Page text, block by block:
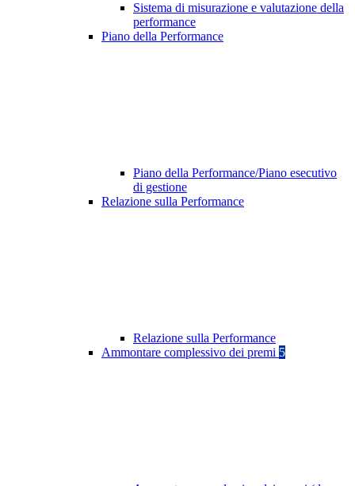
Sistema di misurazione e valutazione della
performance
Piano della Performance
Piano della Performance/Piano esecutivo
di gestione
Relazione sulla Performance
Relazione sulla Performance
Ammontare complessivo dei premi 5